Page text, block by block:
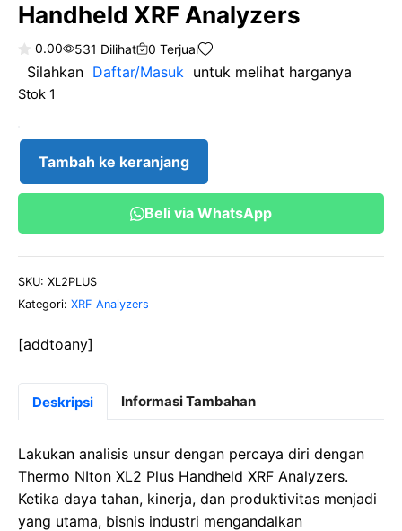
Handheld XRF Analyzers
u
5
0.00 531 Dilihat 0 Terjual
Silahkan Daftar/Masuk untuk melihat harganya
Stok 1
Kuantitas
Thermo
NIton
Plus
Tambah ke keranjang
Beli via WhatsApp
SKU: XL2PLUS
Kategori: XRF Analyzers
[addtoany]
Deskripsi Informasi Tambahan
Lakukan analisis unsur dengan percaya diri dengan
Thermo NIton XL2 Plus Handheld XRF Analyzers.
Ketika daya tahan, kinerja, dan produktivitas menjadi
yang utama, bisnis industri mengandalkan